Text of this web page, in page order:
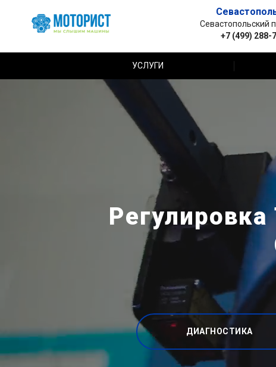
Севастопольский
+7 (499) 288-
УСЛУГИ
ДИАГНОСТИКА